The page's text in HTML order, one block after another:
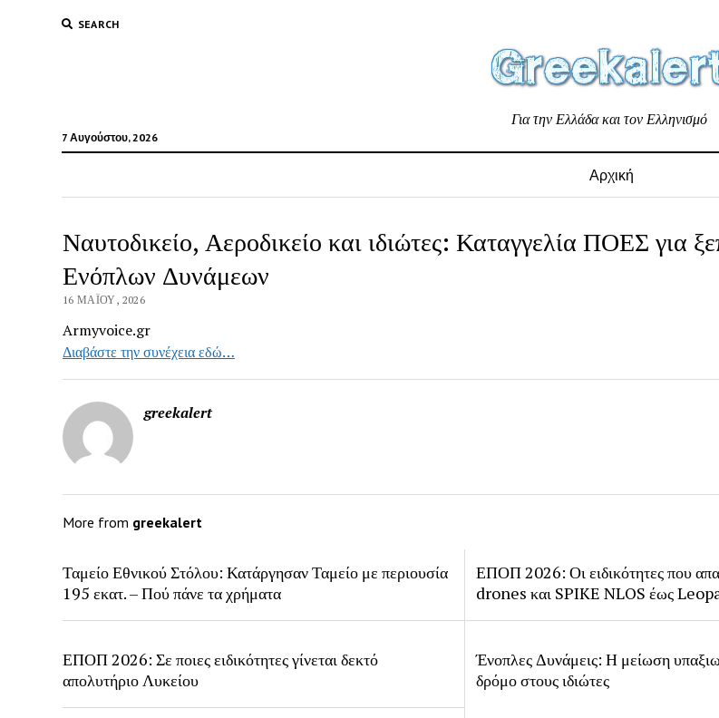
SEARCH
7 Αυγούστου, 2026
Για την Ελλάδα και τον Ελληνισμό
Αρχική
Ναυτοδικείο, Αεροδικείο και ιδιώτες: Καταγγελία ΠΟΕΣ για
Ενόπλων Δυνάμεων
16 ΜΑΪ́ΟΥ, 2026
Armyvoice.gr
Διαβάστε την συνέχεια εδώ…
greekalert
More from greekalert
Ταμείο Εθνικού Στόλου: Κατάργησαν Ταμείο με περιουσία
195 εκατ. – Πού πάνε τα χρήματα
ΕΠΟΠ 2026: Οι ειδικότητες που
drones και SPIKE NLOS έως
ΕΠΟΠ 2026: Σε ποιες ειδικότητες γίνεται δεκτό
απολυτήριο Λυκείου
Ένοπλες Δυνάμεις: Η μείωση
δρόμο στους ιδιώτες